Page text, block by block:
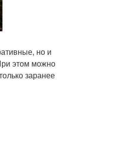
но и
этом можно
заранее